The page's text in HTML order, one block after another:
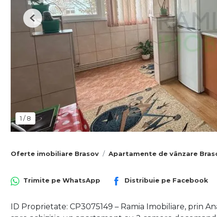
1 /8
Previous
Oferte imobiliare Brasov Apartamente de vânzare
Trimite pe WhatsApp Distribuie pe Facebook
ID Proprietate: CP3075149 – Ramia Imobiliare, prin